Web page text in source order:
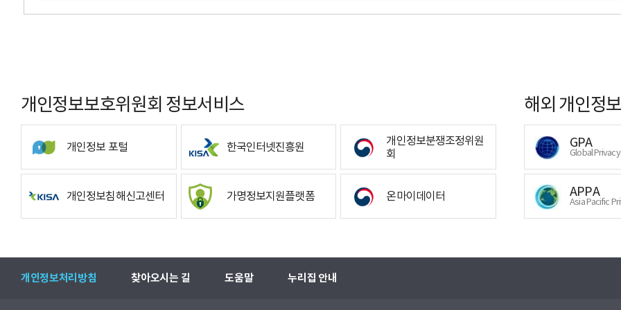
개인정보보호위원회 정보서비스
개인정보 포털 한국인터넷진흥원
개인정보분쟁조정위원
회
개인정보침해신고센터 가명정보지원플랫폼 온마이데이터
해외 개인정
GPA
Global
APPA
Asia Pacific
개인정보처리방침 찾아오시는 길 도움말 누리집 안내